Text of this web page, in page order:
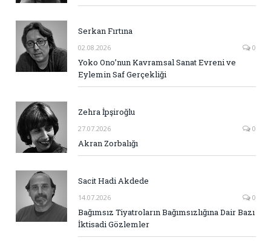
Serkan Fırtına
02.08.2026 0
Yoko Ono’nun Kavramsal Sanat Evreni ve
Eylemin Saf Gerçekliği
Zehra İpşiroğlu
27.07.2026 0
Akran Zorbalığı
Sacit Hadi Akdede
14.07.2026 0
Bağımsız Tiyatroların Bağımsızlığına Dair Bazı
İktisadi Gözlemler